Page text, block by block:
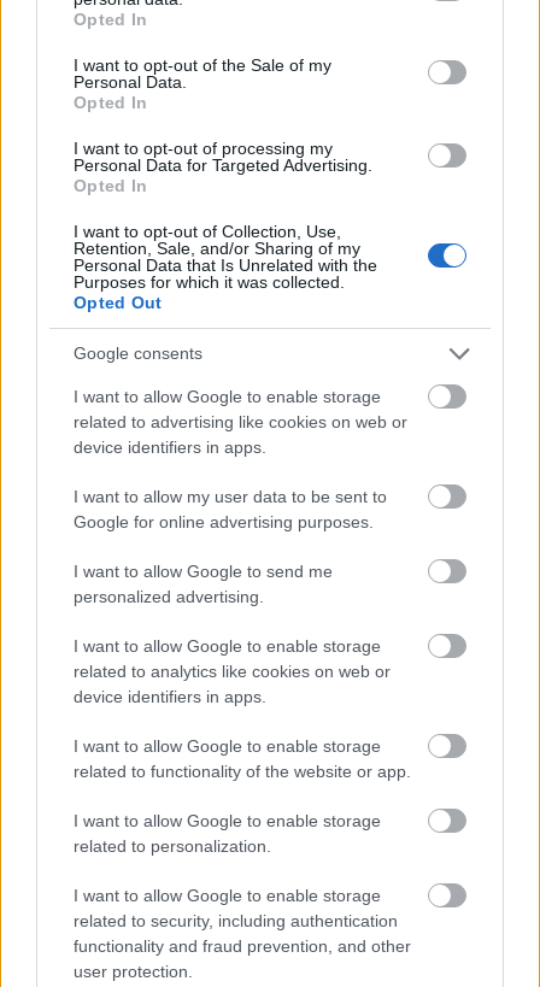
grant or deny consent to Google and its third-party tags to
use your data for below specified purposes in below Google
consent section.
Opted In
I want to opt-out of the Sale of my
Personal Data.
Opted In
I want to opt-out of processing my
Personal Data for Targeted Advertising.
Opted In
I want to opt-out of Collection, Use,
Retention, Sale, and/or Sharing of my
Personal Data that Is Unrelated with the
Purposes for which it was collected.
Opted Out
Google consents
I want to allow Google to enable storage
related to advertising like cookies on web or
device identifiers in apps.
I want to allow my user data to be sent to
Google for online advertising purposes.
I want to allow Google to send me
personalized advertising.
I want to allow Google to enable storage
related to analytics like cookies on web or
device identifiers in apps.
I want to allow Google to enable storage
related to functionality of the website or app.
I want to allow Google to enable storage
related to personalization.
I want to allow Google to enable storage
related to security, including authentication
functionality and fraud prevention, and other
user protection.
műemlékfelújítás műemlék restaurálás
Történelmi táj, amelynek minden köve mesél –
megújul a tatai Angolkert
A projekt részeként megújulnak a területen található
műemlékek, köztük a különleges Műromok, valamint a közeli
Várkanyarban álló Nepomuki Szent János híd és szobor is.
Bicske Kelet csomópont építése
Új gyalogosátkelők és jelzőlámpás
csomópont épül Angyalföldön
Másfélszeresére bővítik
Hódmezővásárhely jó hírű református
iskoláját
Látványos építési szakasz indult be a